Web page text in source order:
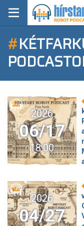
KEZDŐLAP
FRISS HÍREK
FILM-ZENE-
PLAYLIST
MI AZ A ROBOT
#
2026
06/17
18:00
2026
04/27